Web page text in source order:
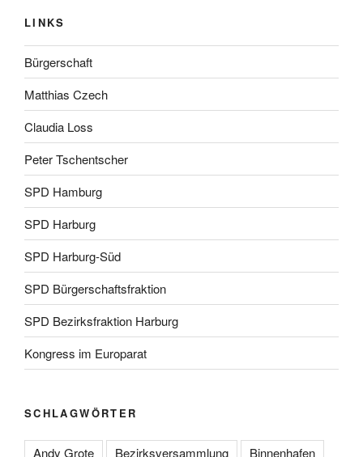
LINKS
Bürgerschaft
Matthias Czech
Claudia Loss
Peter Tschentscher
SPD Hamburg
SPD Harburg
SPD Harburg-Süd
SPD Bürgerschaftsfraktion
SPD Bezirksfraktion Harburg
Kongress im Europarat
SCHLAGWÖRTER
Andy Grote Bezirksversammlung
Binnenhafen